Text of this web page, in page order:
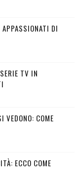
APPASSIONATI DI
TV IN
VEDONO: COME
ECCO COME